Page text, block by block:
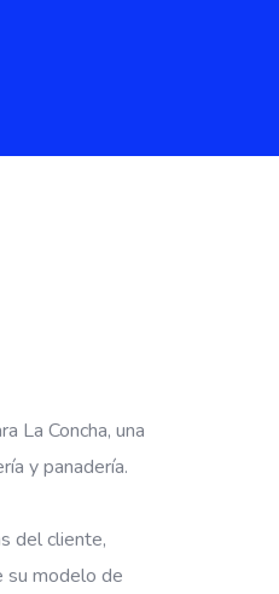
La Concha, una
y panadería.
del cliente,
su modelo de